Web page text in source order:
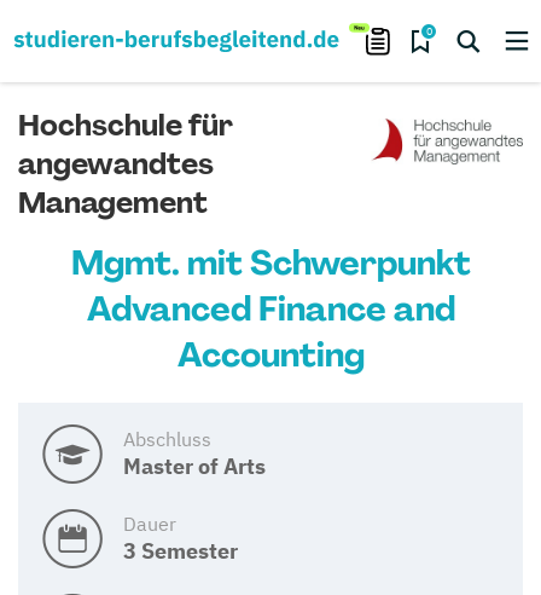
0
Hochschule für
angewandtes
Management
Mgmt. mit Schwerpunkt
Advanced Finance and
Accounting
Abschluss
Master of Arts
Dauer
3 Semester